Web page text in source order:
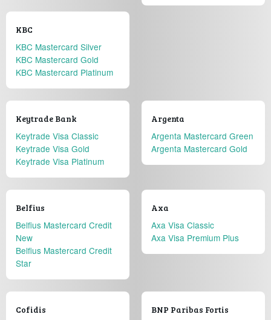
KBC
KBC Mastercard Silver
KBC Mastercard Gold
KBC Mastercard Platinum
Keytrade Bank
Keytrade Visa Classic
Keytrade Visa Gold
Keytrade Visa Platinum
Argenta
Argenta Mastercard Green
Argenta Mastercard Gold
Belfius
Belfius Mastercard Credit
New
Belfius Mastercard Credit
Star
Axa
Axa Visa Classic
Axa Visa Premium Plus
Cofidis BNP Paribas Fortis